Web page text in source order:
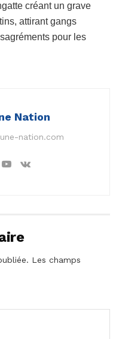
créant un grave
attirant gangs
pour les
Nation
nation.com
Les champs